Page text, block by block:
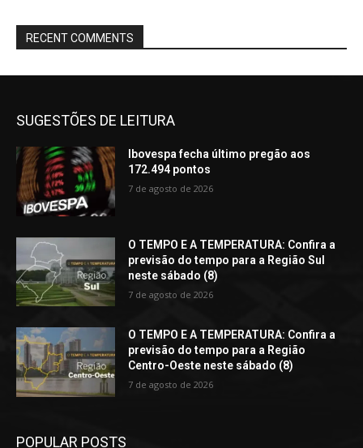
RECENT COMMENTS
SUGESTÕES DE LEITURA
Ibovespa fecha último pregão aos
172.494 pontos
7 de agosto de 2026
O TEMPO E A TEMPERATURA: Confira a
previsão do tempo para a Região Sul
neste sábado (8)
7 de agosto de 2026
O TEMPO E A TEMPERATURA: Confira a
previsão do tempo para a Região
Centro-Oeste neste sábado (8)
7 de agosto de 2026
POPULAR POSTS